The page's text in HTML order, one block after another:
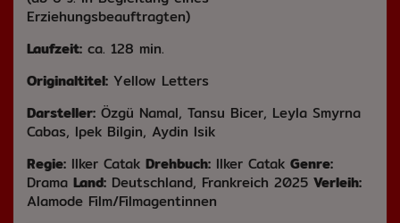
Erziehungsbeauftragten)
Laufzeit: ca. 128 min.
Originaltitel: Yellow Letters
Darsteller: Özgü Namal, Tansu Bicer, Leyla Smyrna
Cabas, Ipek Bilgin, Aydin Isik
Regie: Ilker Catak Drehbuch: Ilker Catak Genre:
Drama Land: Deutschland, Frankreich 2025 Verleih:
Alamode Film/Filmagentinnen